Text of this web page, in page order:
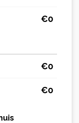
€0
€0
€0